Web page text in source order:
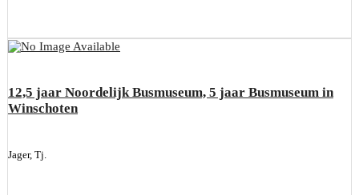
12,5 jaar Noordelijk Busmuseum, 5 jaar Busmuseum in
Winschoten
Jager, Tj.